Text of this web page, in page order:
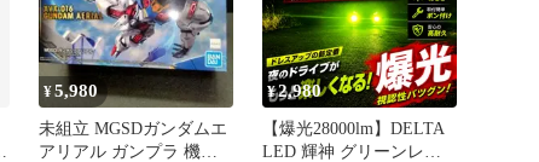
¥5,980
未組立 MGSDガンダムエ
アリアル ガンプラ 機動
¥2,980
【爆光28000lm】DELTA
LED 輝神 グリーンレモ